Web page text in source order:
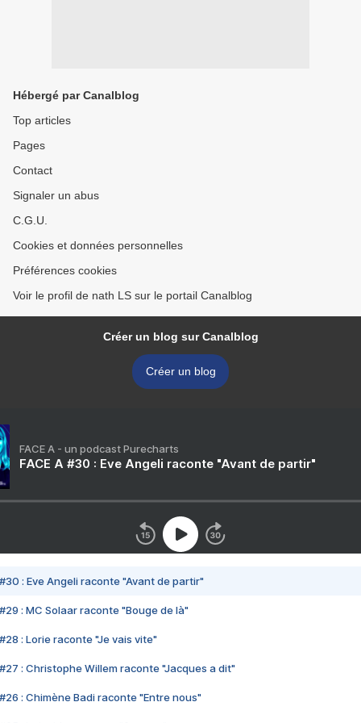
Hébergé par Canalblog
Top articles
Pages
Contact
Signaler un abus
C.G.U.
Cookies et données personnelles
Préférences cookies
Voir le profil de nath LS sur le portail Canalblog
Créer un blog sur Canalblog
Créer un blog
FACE A - un podcast Purecharts
FACE A #30 : Eve Angeli raconte "Avant de partir"
#30 : Eve Angeli raconte "Avant de partir"
#29 : MC Solaar raconte "Bouge de là"
#28 : Lorie raconte "Je vais vite"
#27 : Christophe Willem raconte "Jacques a dit"
#26 : Chimène Badi raconte "Entre nous"